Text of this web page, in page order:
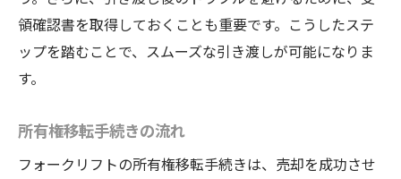
領確認書を取得しておくことも重要です。こうしたステ
ップを踏むことで、スムーズな引き渡しが可能になりま
す。
所有権移転手続きの流れ
フォークリフトの所有権移転手続きは、売却を成功させ